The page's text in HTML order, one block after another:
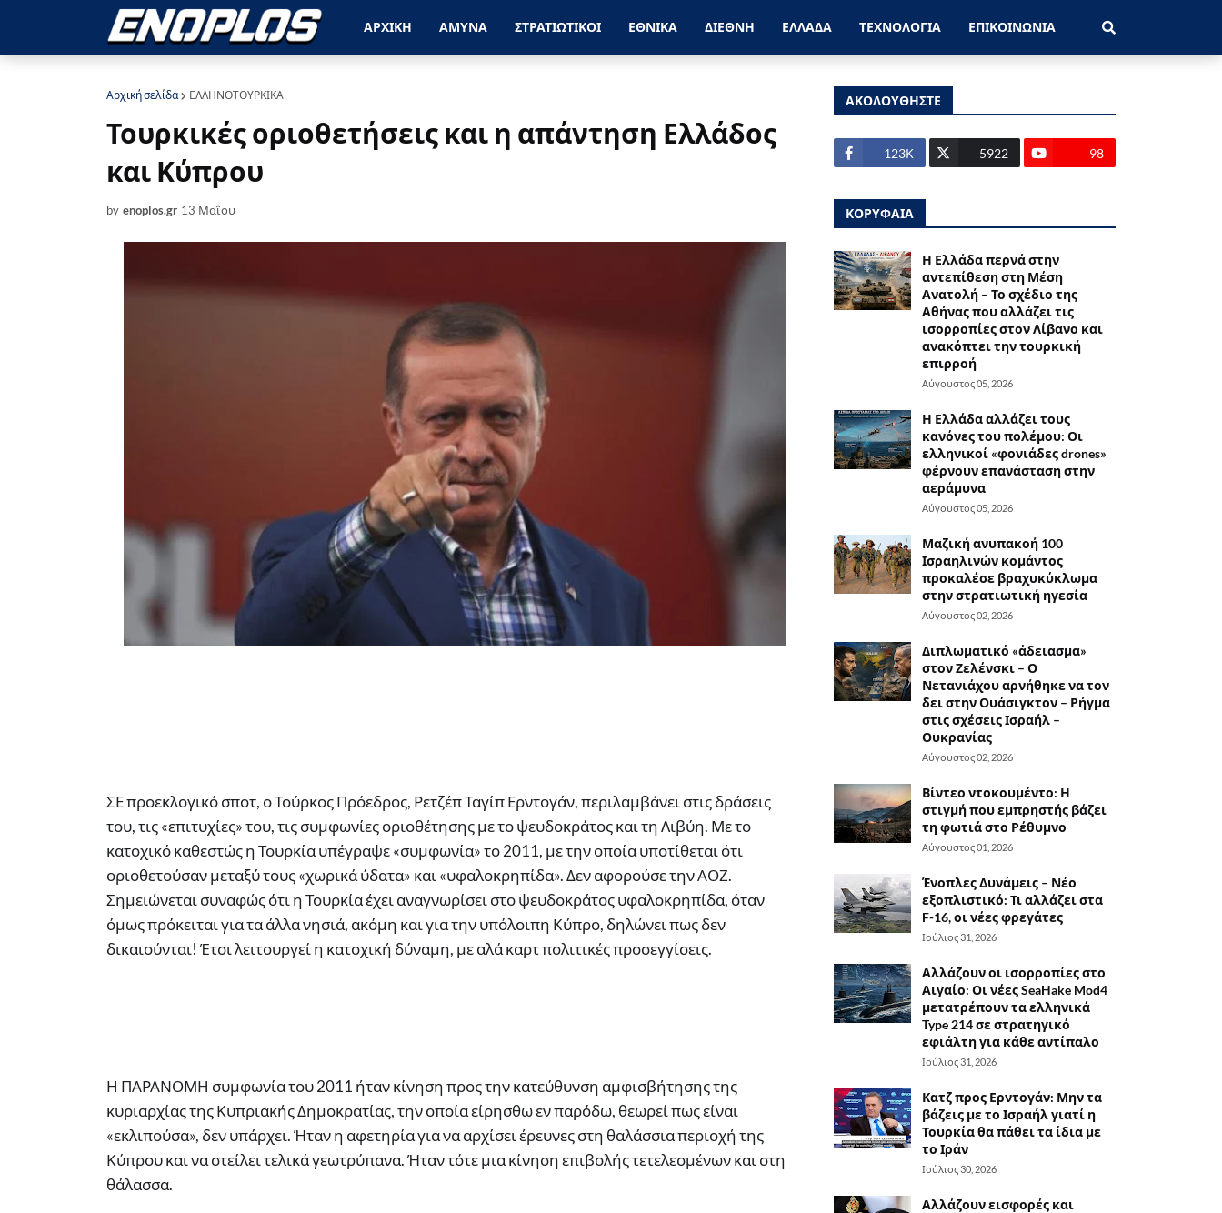
ΑΡΧΙΚΗ ΑΜΥΝΑ ΣΤΡΑΤΙΩΤΙΚΟΙ ΕΘΝΙΚΑ ΔΙΕΘΝΗ ΕΛΛΑΔΑ ΤΕΧΝΟΛΟΓΙΑ ΕΠΙΚΟΙΝΩΝΙΑ
Αρχική σελίδα ΕΛΛΗΝΟΤΟΥΡΚΙΚΑ
Τουρκικές οριοθετήσεις και η απάντηση Ελλάδος
και Κύπρου
by enoplos.gr 13 Μαΐου
ΣΕ προεκλογικό σποτ, ο Τούρκος Πρόεδρος, Ρετζέπ Ταγίπ Ερντογάν, περιλαμβάνει στις δράσεις
του, τις «επιτυχίες» του, τις συμφωνίες οριοθέτησης με το ψευδοκράτος και τη Λιβύη. Με το
κατοχικό καθεστώς η Τουρκία υπέγραψε «συμφωνία» το 2011, με την οποία υποτίθεται ότι
οριοθετούσαν μεταξύ τους «χωρικά ύδατα» και «υφαλοκρηπίδα». Δεν αφορούσε την ΑΟΖ.
Σημειώνεται συναφώς ότι η Τουρκία έχει αναγνωρίσει στο ψευδοκράτος υφαλοκρηπίδα, όταν
όμως πρόκειται για τα άλλα νησιά, ακόμη και για την υπόλοιπη Κύπρο, δηλώνει πως δεν
δικαιούνται! Έτσι λειτουργεί η κατοχική δύναμη, με αλά καρτ πολιτικές προσεγγίσεις.
Η ΠΑΡΑΝΟΜΗ συμφωνία του 2011 ήταν κίνηση προς την κατεύθυνση αμφισβήτησης της
κυριαρχίας της Κυπριακής Δημοκρατίας, την οποία είρησθω εν παρόδω, θεωρεί πως είναι
«εκλιπούσα», δεν υπάρχει. Ήταν η αφετηρία για να αρχίσει έρευνες στη θαλάσσια περιοχή της
Κύπρου και να στείλει τελικά γεωτρύπανα. Ήταν τότε μια κίνηση επιβολής τετελεσμένων και στη
θάλασσα.
ΑΚΟΛΟΥΘΗΣΤΕ
123Κ 5922 98
ΚΟΡΥΦΑΙΑ
Η Ελλάδα περνά στην
αντεπίθεση στη Μέση
Ανατολή – Το σχέδιο της
Αθήνας που αλλάζει τις
ισορροπίες στον Λίβανο και
ανακόπτει την τουρκική
επιρροή
Αύγουστος 05, 2026
Η Ελλάδα αλλάζει τους
κανόνες του πολέμου: Οι
ελληνικοί «φονιάδες drones»
φέρνουν επανάσταση στην
αεράμυνα
Αύγουστος 05, 2026
Μαζική ανυπακοή 100
Ισραηλινών κομάντος
προκαλέσε βραχυκύκλωμα
στην στρατιωτική ηγεσία
Αύγουστος 02, 2026
Διπλωματικό «άδειασμα»
στον Ζελένσκι – Ο
Νετανιάχου αρνήθηκε να τον
δει στην Ουάσιγκτον – Ρήγμα
στις σχέσεις Ισραήλ –
Ουκρανίας
Αύγουστος 02, 2026
Βίντεο ντοκουμέντο: Η
στιγμή που εμπρηστής βάζει
τη φωτιά στο Ρέθυμνο
Αύγουστος 01, 2026
Ένοπλες Δυνάμεις – Νέο
εξοπλιστικό: Τι αλλάζει στα
F-16, οι νέες φρεγάτες
Ιούλιος 31, 2026
Αλλάζουν οι ισορροπίες στο
Αιγαίο: Οι νέες SeaHake Mod4
μετατρέπουν τα ελληνικά
Type 214 σε στρατηγικό
εφιάλτη για κάθε αντίπαλο
Ιούλιος 31, 2026
Κατζ προς Ερντογάν: Μην τα
βάζεις με το Ισραήλ γιατί η
Τουρκία θα πάθει τα ίδια με
το Ιράν
Ιούλιος 30, 2026
Αλλάζουν εισφορές και